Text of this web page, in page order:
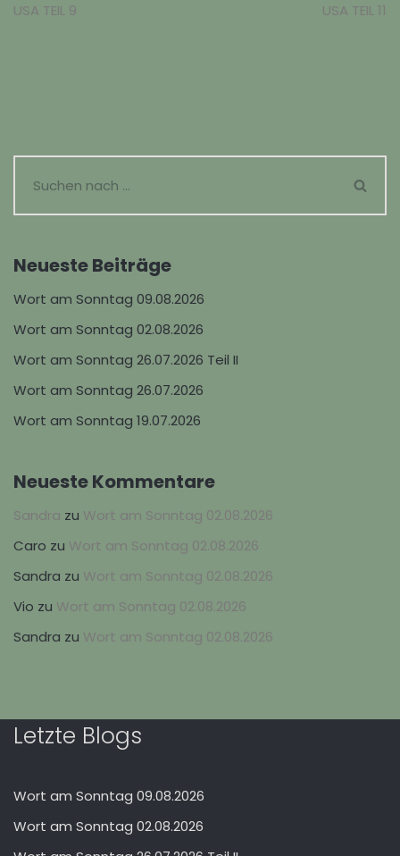
USA TEIL 9 USA TEIL 11
Neueste Beiträge
Wort am Sonntag 09.08.2026
Wort am Sonntag 02.08.2026
Wort am Sonntag 26.07.2026 Teil II
Wort am Sonntag 26.07.2026
Wort am Sonntag 19.07.2026
Neueste Kommentare
Sandra zu Wort am Sonntag 02.08.2026
Caro zu Wort am Sonntag 02.08.2026
Sandra zu Wort am Sonntag 02.08.2026
Vio zu Wort am Sonntag 02.08.2026
Sandra zu Wort am Sonntag 02.08.2026
Letzte Blogs
Wort am Sonntag 09.08.2026
Wort am Sonntag 02.08.2026